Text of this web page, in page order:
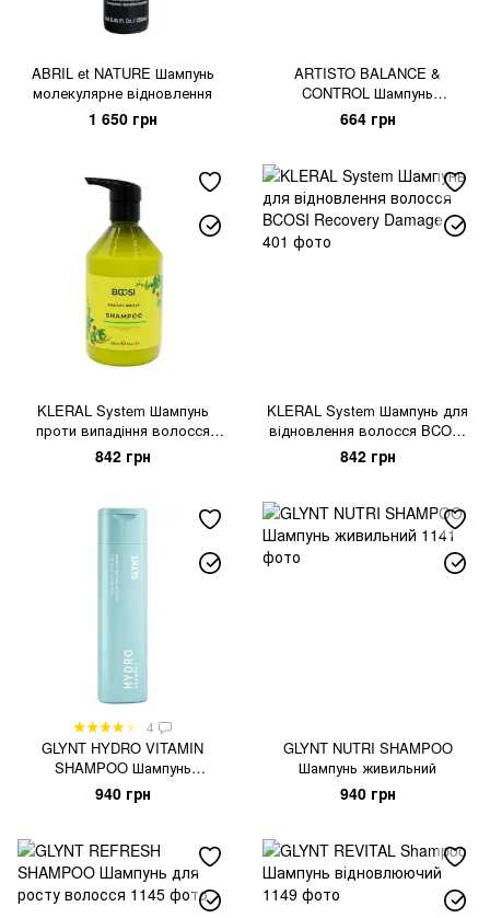
ABRIL et NATURE Шампунь
молекулярне відновлення
1 650 грн
ARTISTO BALANCE &
CONTROL Шампунь
бівалентний
664 грн
KLERAL System Шампунь
проти випадіння волосся
BCOSI Energy
842 грн
KLERAL System Шампунь для
відновлення волосся BCOSI
Recovery Damage
842 грн
4
GLYNT HYDRO VITAMIN
SHAMPOO Шампунь
зволожуючий
940 грн
GLYNT NUTRI SHAMPOO
Шампунь живильний
940 грн